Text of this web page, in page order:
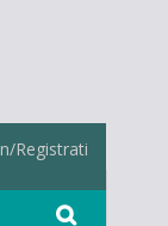
Registrati